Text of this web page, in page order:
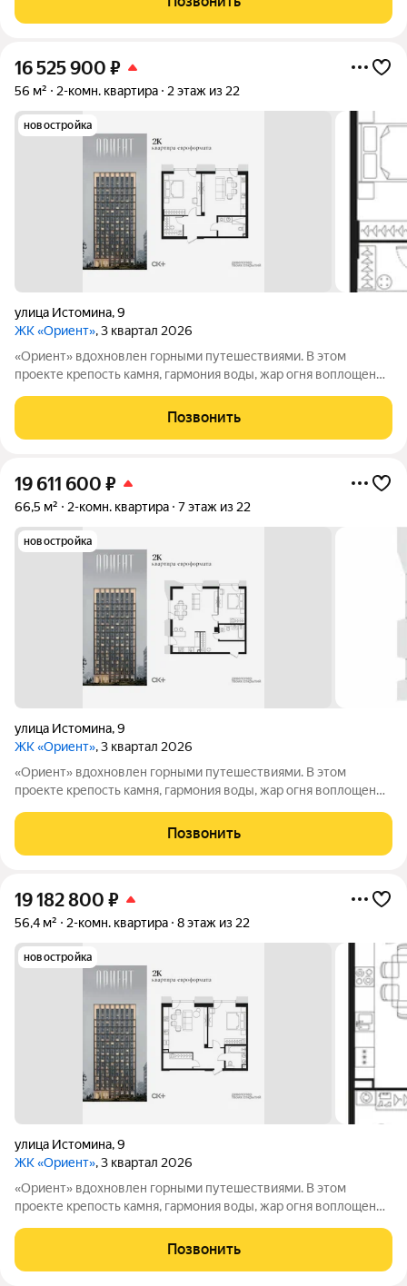
наполненную яркими моментами и приятной
16 525 900 ₽
56 м² 2-комн. квартира 2 этаж из 22
новостройка
улица Истомина,9
ЖК «Ориент», 3 квартал 2026
«Ориент» вдохновлен горными путешествиями. В этом
проекте крепость камня, гармония воды, жар огня воплощены
технологиями. Здесь вы получите повседневность,
наполненную яркими моментами и приятной
Позвонить
19 611 600 ₽
66,5 м² 2-комн. квартира 7 этаж из 22
новостройка
улица Истомина,9
ЖК «Ориент», 3 квартал 2026
«Ориент» вдохновлен горными путешествиями. В этом
проекте крепость камня, гармония воды, жар огня воплощены
технологиями. Здесь вы получите повседневность,
наполненную яркими моментами и приятной
Позвонить
19 182 800 ₽
56,4 м² 2-комн. квартира 8 этаж из 22
новостройка
улица Истомина,9
ЖК «Ориент», 3 квартал 2026
«Ориент» вдохновлен горными путешествиями. В этом
проекте крепость камня, гармония воды, жар огня воплощены
технологиями. Здесь вы получите повседневность,
наполненную яркими моментами и приятной
Позвонить